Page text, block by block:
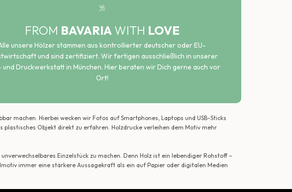
FROM BAVARIAWITH LOVE
unsere Hölzer stammen aus kontrollierter deutscher oder EU-
und sind zertifiziert. Wir fertigen ausschließlich in unserer
und Druckwerkstatt in München. Hier beraten wir Dich gerne auch vor
Ort!
machen. Hierbei wecken wir Fotos auf Smartphones, Laptops und USB-Sticks
plastisches Objekt direkt zu erfahren. Holzdrucke verleihen dem Motiv mehr
Einzelstück zu machen. Denn Holz ist ein lebendiger Rohstoff –
immer eine stärkere Aussagekraft als ein auf Papier oder digitalen Medien